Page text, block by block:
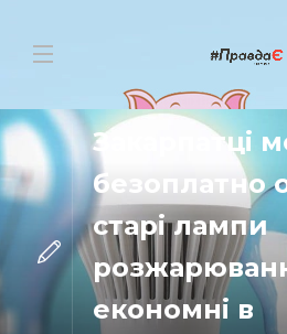
НОВИНИ
Закарпатці
безоплатно
старі лампи
економні в